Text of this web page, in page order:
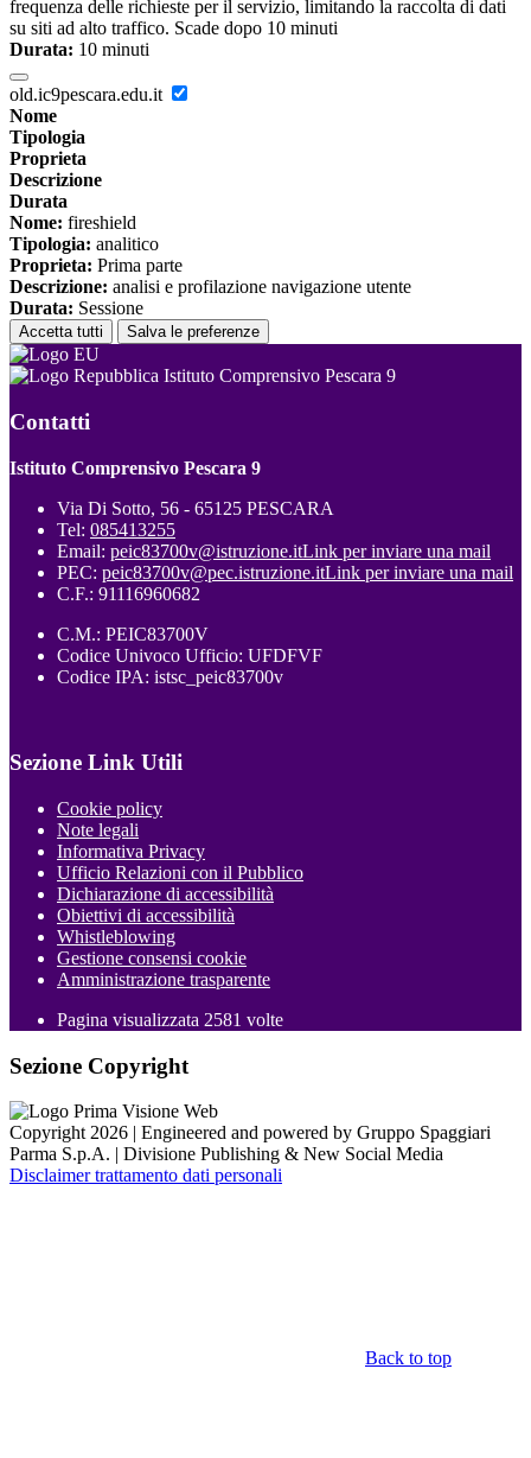
frequenza delle richieste per il servizio, limitando la raccolta di dati
su siti ad alto traffico. Scade dopo 10 minuti
Durata: 10 minuti
old.ic9pescara.edu.it
Nome
Tipologia
Proprieta
Descrizione
Durata
Nome: fireshield
Tipologia: analitico
Proprieta: Prima parte
Descrizione: analisi e profilazione navigazione utente
Durata: Sessione
Accetta tutti Salva le preferenze
Istituto Comprensivo Pescara 9
Contatti
Istituto Comprensivo Pescara 9
Via Di Sotto, 56 - 65125 PESCARA
Tel: 085413255
Email: peic83700v@istruzione.itLink per inviare una mail
PEC: peic83700v@pec.istruzione.itLink per inviare una mail
C.F.: 91116960682
C.M.: PEIC83700V
Codice Univoco Ufficio: UFDFVF
Codice IPA: istsc_peic83700v
Sezione Link Utili
Cookie policy
Note legali
Informativa Privacy
Ufficio Relazioni con il Pubblico
Dichiarazione di accessibilità
Obiettivi di accessibilità
Whistleblowing
Gestione consensi cookie
Amministrazione trasparente
Pagina visualizzata 2581 volte
Sezione Copyright
Copyright 2026 | Engineered and powered by Gruppo Spaggiari
Parma S.p.A. | Divisione Publishing & New Social Media
Disclaimer trattamento dati personali
Back to top